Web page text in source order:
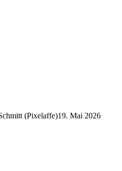
(Pixelaffe)19. Mai 2026